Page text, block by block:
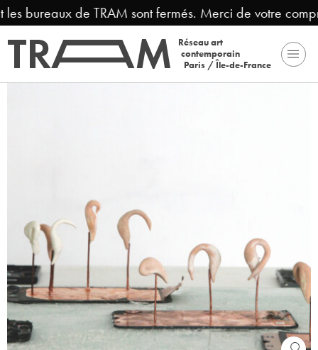
bureaux de TRAM sont fermés. Merci de votre
Réseau art
contemporain
Paris / Île-de-France